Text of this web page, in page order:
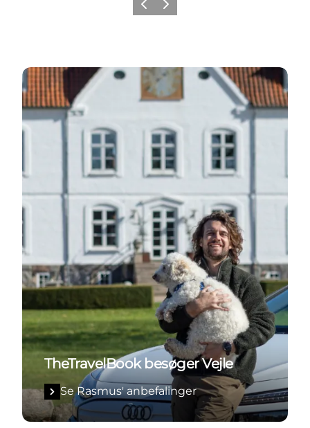
ForrigeNæste
Se Rasmus' anbefalinger
TheTravelBook besøger Vejle
Se Rasmus' anbefalinger